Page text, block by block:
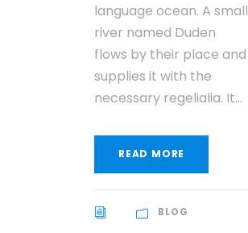
language ocean. A small
river named Duden
flows by their place and
supplies it with the
necessary regelialia. It...
READ MORE
BLOG